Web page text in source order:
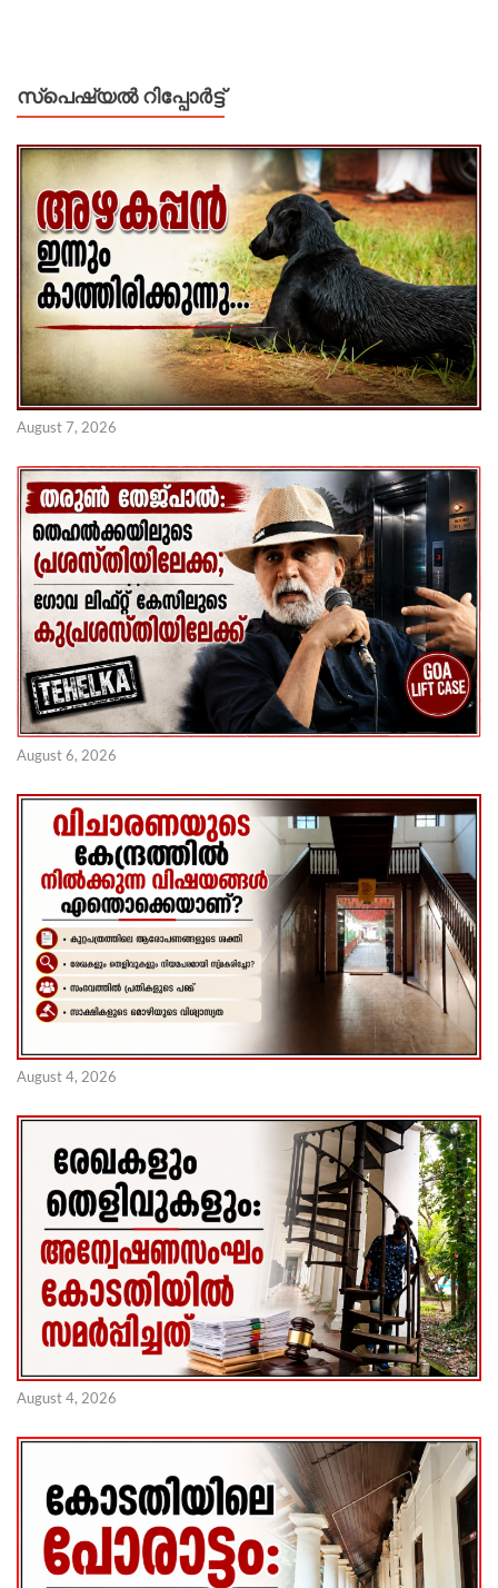
സ്പെഷ്യൽ റിപ്പോര്‍ട്ട്
August 7, 2026
August 6, 2026
August 4, 2026
August 4, 2026